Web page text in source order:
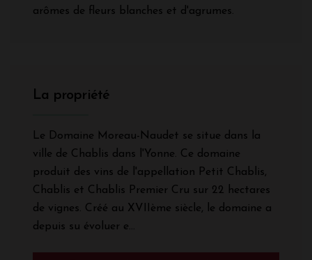
arômes de fleurs blanches et d'agrumes.
La propriété
Le Domaine Moreau-Naudet se situe dans la
ville de Chablis dans l'Yonne. Ce domaine
produit des vins de l'appellation Petit Chablis,
Chablis et Chablis Premier Cru sur 22 hectares
de vignes. Créé au XVIIème siècle, le domaine a
depuis su évoluer e...